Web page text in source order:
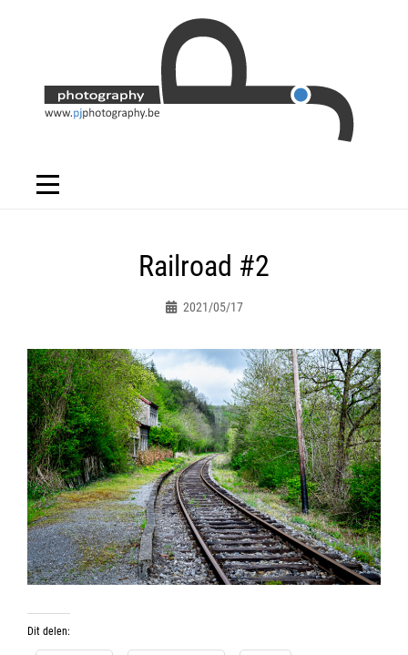
Railroad #2
2021/05/17
Dit delen: